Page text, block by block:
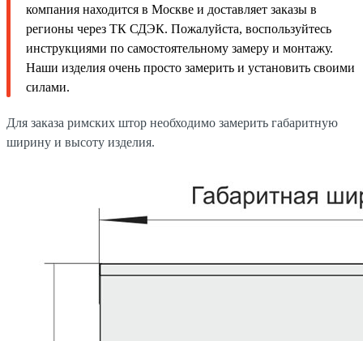
компания находится в Москве и доставляет заказы в
регионы через ТК СДЭК. Пожалуйста, воспользуйтесь
инструкциями по самостоятельному замеру и монтажу.
Наши изделия очень просто замерить и установить своими
силами.
Для заказа римских штор необходимо замерить габаритную
ширину и высоту изделия.